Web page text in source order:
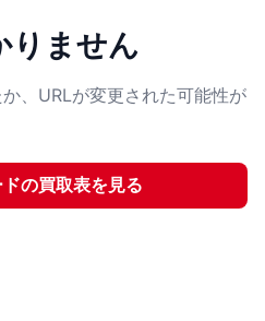
りません
、URLが変更された可能性が
の買取表を見る